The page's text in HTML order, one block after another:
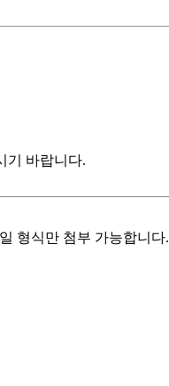
기 바랍니다.
형식만 첨부 가능합니다.